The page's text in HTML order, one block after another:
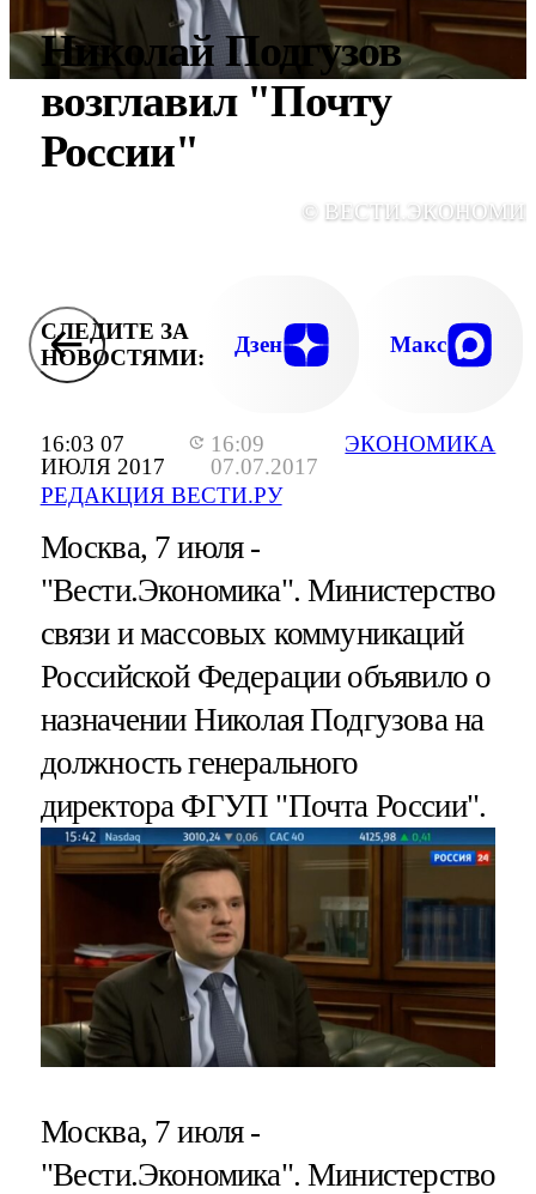
16:03 07
ИЮЛЯ 2017
16:09
07.07.2017
РЕДАКЦИЯ ВЕСТИ.РУ
ЭКОНОМИКА
Николай Подгузов
возглавил "Почту
России"
©
СЛЕДИТЕ ЗА
НОВОСТЯМИ:
Дзен Макс
Москва, 7 июля -
"Вести.Экономика". Министерство
связи и массовых коммуникаций
Российской Федерации объявило о
назначении Николая Подгузова на
должность генерального
директора ФГУП "Почта России".
Москва, 7 июля -
"Вести.Экономика". Министерство